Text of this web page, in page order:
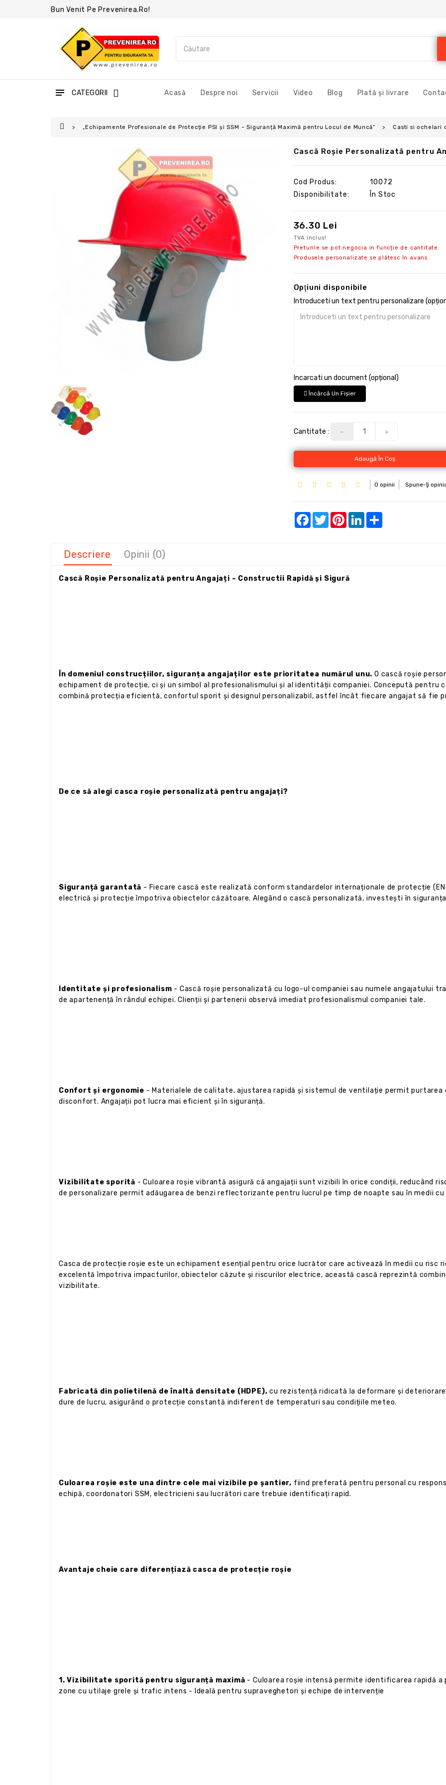
Bun Venit Pe Prevenirea.ro!
CATEGORII Acasă Despre noi Servicii Video Blog Plată și livrare
„Echipamente Profesionale de Protecție PSI și SSM – Siguranță Maximă pentru Locul de Muncă” Casti si ochelari
Cască Roșie Personalizată pentru
Cod Produs:
10072
Disponibilitate:
În Stoc
36.30 Lei
TVA inclus!
Preturile se pot negocia in funcție de cantitate.
Produsele personalizate se plătesc în avans.
Opţiuni disponibile
Introduceti un text pentru personalizare
Incarcati un document (opțional)
Încărcă Un Fişier
Cantitate :
Adaugă În Coş
0 opinii Spune-ţi
Facebook
TwitterPinterestLinkedInShare
Descriere Opinii (0)
Cască Roșie Personalizată pentru Angajați – Constructii Rapidă și Sigură
În domeniul construcțiilor, siguranța angajaților este prioritatea numărul unu. O cască roșie
echipament de protecție, ci și un simbol al profesionalismului și al identității companiei. Concepută pentru
combină protecția eficientă, confortul sporit și designul personalizabil, astfel încât fiecare angajat să fie
De ce să alegi casca roșie personalizată pentru angajați?
Siguranță garantată - Fiecare cască este realizată conform standardelor internaționale de protecție
electrică și protecție împotriva obiectelor căzătoare. Alegând o cască personalizată, investești în
Identitate și profesionalism - Cască roșie personalizată cu logo-ul companiei sau numele angajatului
de apartenență în rândul echipei. Clienții și partenerii observă imediat profesionalismul companiei tale.
Confort și ergonomie - Materialele de calitate, ajustarea rapidă și sistemul de ventilație permit
disconfort. Angajații pot lucra mai eficient și în siguranță.
Vizibilitate sporită - Culoarea roșie vibrantă asigură că angajații sunt vizibili în orice condiții, reducând
de personalizare permit adăugarea de benzi reflectorizante pentru lucrul pe timp de noapte sau în medii
Casca de protecție roșie este un echipament esențial pentru orice lucrător care activează în medii cu risc
excelentă împotriva impacturilor, obiectelor căzute și riscurilor electrice, această cască reprezintă
vizibilitate.
Fabricată din polietilenă de înaltă densitate (HDPE), cu rezistență ridicată la deformare și
dure de lucru, asigurând o protecție constantă indiferent de temperaturi sau condițiile meteo.
Culoarea roșie este una dintre cele mai vizibile pe șantier, fiind preferată pentru personal cu
echipă, coordonatori SSM, electricieni sau lucrători care trebuie identificați rapid.
Avantaje cheie care diferențiază casca de protecție roșie
1. Vizibilitate sporită pentru siguranță maximă - Culoarea roșie intensă permite identificarea rapidă
zone cu utilaje grele și trafic intens - Ideală pentru supraveghetori și echipe de intervenție